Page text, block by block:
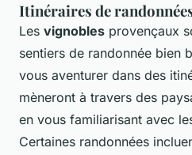
Itinéraires de
Les vignobles provençaux
sentiers de randonnée bien
vous aventurer dans des
mèneront à travers des
en vous familiarisant avec
Certaines randonnées